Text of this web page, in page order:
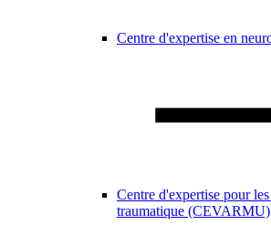
Centre d'expertise en
Centre d'expertise pour
traumatique (CEVARMU)